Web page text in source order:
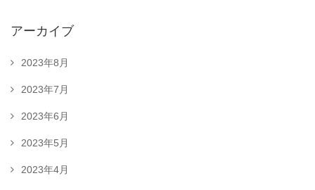
アーカイブ
2023年8月
2023年7月
2023年6月
2023年5月
2023年4月